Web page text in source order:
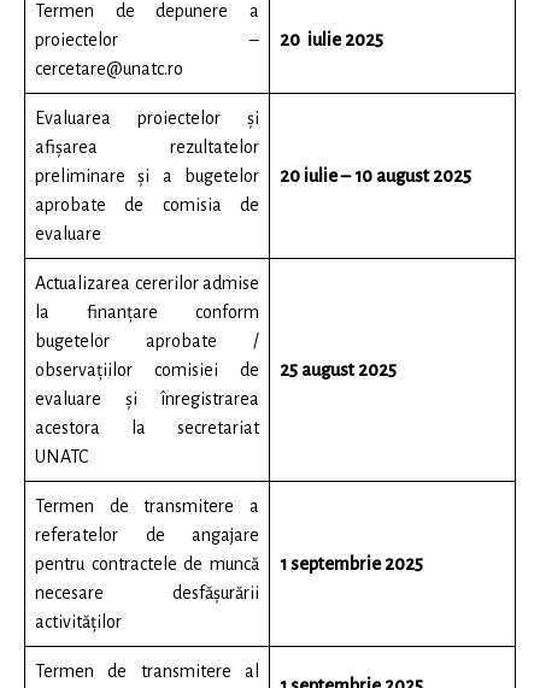
Termen de depunere a
proiectelor –
cercetare@unatc.ro
20 iulie 2025
Evaluarea proiectelor și
afișarea rezultatelor
preliminare și a bugetelor
aprobate de comisia de
evaluare
20 iulie – 10 august 2025
Actualizarea cererilor admise
la finanțare conform
bugetelor aprobate /
observațiilor comisiei de
evaluare și înregistrarea
acestora la secretariat
UNATC
25 august 2025
Termen de transmitere a
referatelor de angajare
pentru contractele de muncă
necesare desfășurării
activităților
1 septembrie 2025
Termen de transmitere al